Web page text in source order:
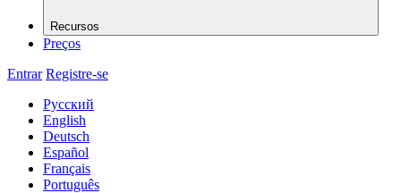
Recursos
Preços
Entrar Registre-se
Русский
English
Deutsch
Español
Français
Português